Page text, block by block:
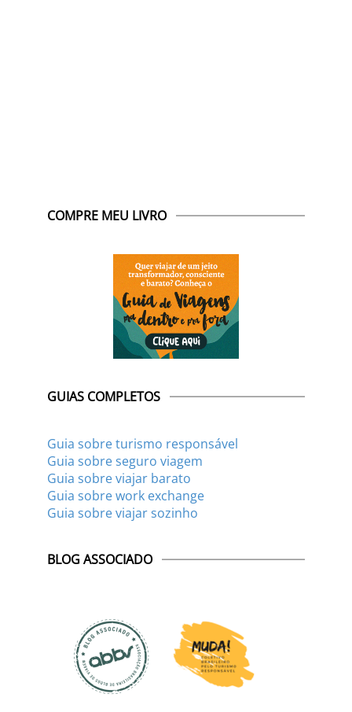
COMPRE MEU LIVRO
GUIAS COMPLETOS
Guia sobre turismo responsável
Guia sobre seguro viagem
Guia sobre viajar barato
Guia sobre work exchange
Guia sobre viajar sozinho
BLOG ASSOCIADO